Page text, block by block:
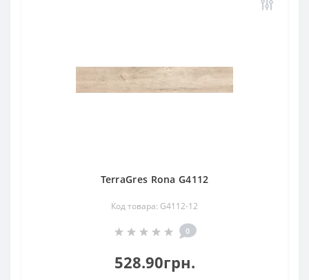
TerraGres Rona G4112
Код товара: G4112-12
0
528.90грн.